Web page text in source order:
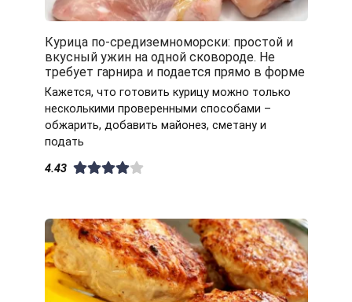
Курица по-средиземноморски: простой и
вкусный ужин на одной сковороде. Не
требует гарнира и подается прямо в форме
Кажется, что готовить курицу можно только
несколькими проверенными способами –
обжарить, добавить майонез, сметану и
подать
4.43